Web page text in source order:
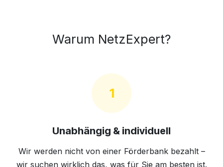
Warum NetzExpert?
1
Unabhängig & individuell
Wir werden nicht von einer Förderbank bezahlt –
wir suchen wirklich das, was für Sie am besten ist.